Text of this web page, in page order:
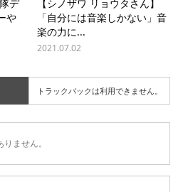
デ
や
【シノザワ リョウタさん】
「自分には音楽しかない」音
楽の力に...
2021.07.02
トラックバックは利用できません。
ません。